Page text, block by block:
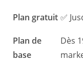
Plan gratuit ✅
Plan de
base
Dès